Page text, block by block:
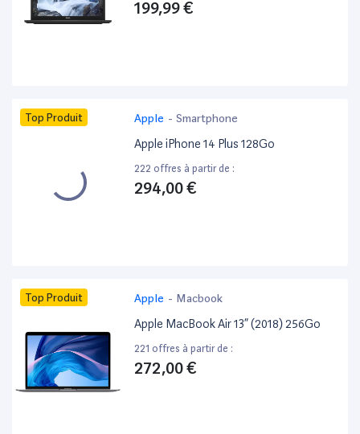
199,99 €
Top Produit Apple - Smartphone
Apple iPhone 14 Plus 128Go
222 offres à partir de :
294,00 €
Top Produit Apple - Macbook
Apple MacBook Air 13” (2018) 256Go
221 offres à partir de :
272,00 €